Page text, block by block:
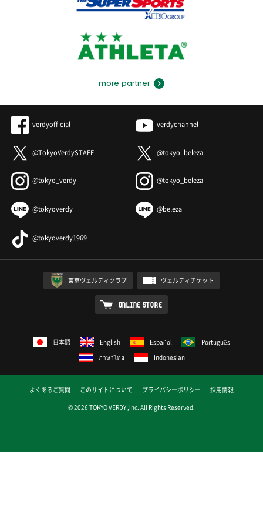
more partner
verdyofficial verdychannel
@TokyoVerdySTAFF @tokyo_beleza
@tokyo_verdy @tokyo_beleza
@tokyoverdy @beleza
@tokyoverdy1969
東京ヴェルディクラブ ヴェルディチケット
ONLINE STORE
日本語 English Español
Português
ภาษาไทย
Indonesian
よくあるご質問 このサイトについて プライバシーポリシー
採用情報
© 2026 TOKYO VERDY ,inc. All Rights Reserved.